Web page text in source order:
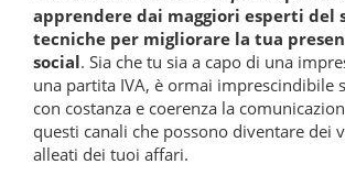
apprendere dai maggiori esperti del
tecniche per migliorare la tua
social. Sia che tu sia a capo di una
una partita IVA, è ormai imprescindibile
con costanza e coerenza la
questi canali che possono diventare dei
alleati dei tuoi affari.